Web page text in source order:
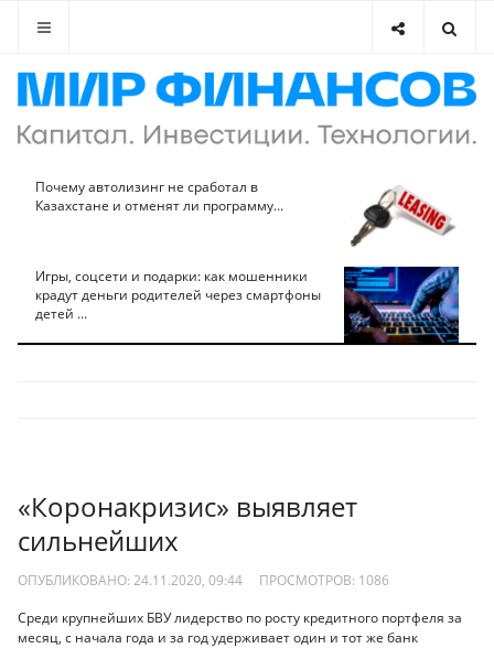
Почему автолизинг не сработал в
Казахстане и отменят ли программу...
Игры, соцсети и подарки: как мошенники
крадут деньги родителей через смартфоны
детей ...
«Коронакризис» выявляет
сильнейших
ОПУБЛИКОВАНО: 24.11.2020, 09:44 ПРОСМОТРОВ: 1086
Среди крупнейших БВУ лидерство по росту кредитного портфеля за
месяц, с начала года и за год удерживает один и тот же банк